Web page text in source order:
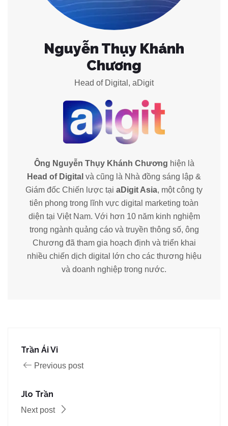
Nguyễn Thụy Khánh
Chương
Head of Digital, aDigit
Ông Nguyễn Thụy Khánh Chương hiện là
Head of Digital và cũng là Nhà đồng sáng lập &
Giám đốc Chiến lược tại aDigit Asia, một công ty
tiên phong trong lĩnh vực digital marketing toàn
diện tại Việt Nam. Với hơn 10 năm kinh nghiệm
trong ngành quảng cáo và truyền thông số, ông
Chương đã tham gia hoạch định và triển khai
nhiều chiến dịch digital lớn cho các thương hiệu
và doanh nghiệp trong nước.
Trần Ái Vi
Previous post
Jlo Trần
Next post